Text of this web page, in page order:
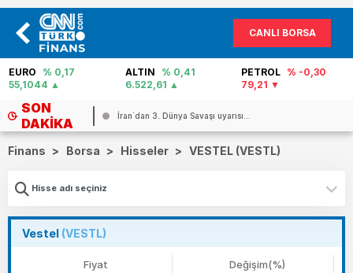
CANLI BORSA
EURO
% 0,17
55,1044
ALTIN
% 0,41
6.522,61
PETROL % -0,30
79,21
SON
DAKIKA
İran`dan 3. Dünya Savaşı uyarısı...
Finans > Borsa > Hisseler > VESTEL (VESTL)
Vestel (VESTL)
Fiyat Değişim(%)